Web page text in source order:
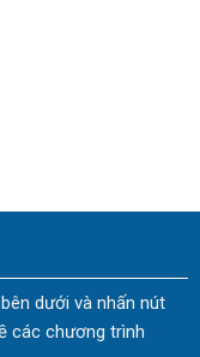
dưới và nhấn nút
các chương trình